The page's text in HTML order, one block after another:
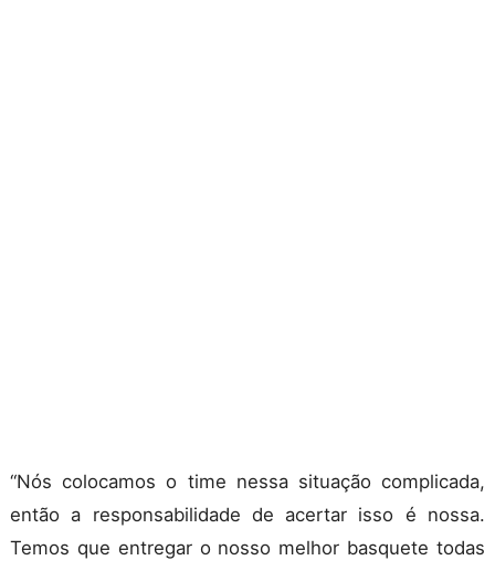
“Nós colocamos o time nessa situação complicada,
então a responsabilidade de acertar isso é nossa.
Temos que entregar o nosso melhor basquete todas